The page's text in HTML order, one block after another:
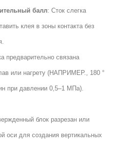
балл: Сток слегка
клея в зоны контакта без
предварительно связана
или нагрету (НАПРИМЕР., 180 °
при давлении 0,5–1 МПа).
блок разрезан или
оси для создания вертикальных